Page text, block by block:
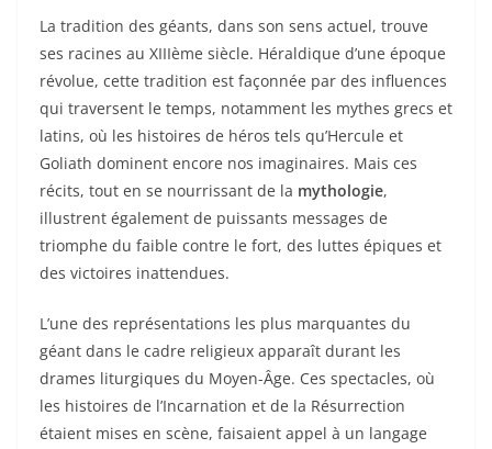
La tradition des géants, dans son sens actuel, trouve
ses racines au XIIIème siècle. Héraldique d’une époque
révolue, cette tradition est façonnée par des influences
qui traversent le temps, notamment les mythes grecs et
latins, où les histoires de héros tels qu’Hercule et
Goliath dominent encore nos imaginaires. Mais ces
récits, tout en se nourrissant de la mythologie,
illustrent également de puissants messages de
triomphe du faible contre le fort, des luttes épiques et
des victoires inattendues.
L’une des représentations les plus marquantes du
géant dans le cadre religieux apparaît durant les
drames liturgiques du Moyen-Âge. Ces spectacles, où
les histoires de l’Incarnation et de la Résurrection
étaient mises en scène, faisaient appel à un langage